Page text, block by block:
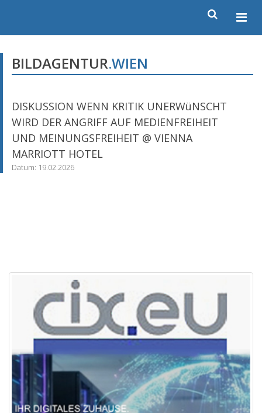
BILDAGENTUR.WIEN
DISKUSSION WENN KRITIK UNERWüNSCHT
WIRD DER ANGRIFF AUF MEDIENFREIHEIT
UND MEINUNGSFREIHEIT @ VIENNA
MARRIOTT HOTEL
Datum: 19.02.2026